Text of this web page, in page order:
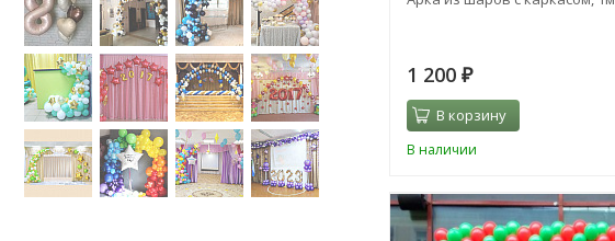
1 200 ₽
В корзину
В наличии